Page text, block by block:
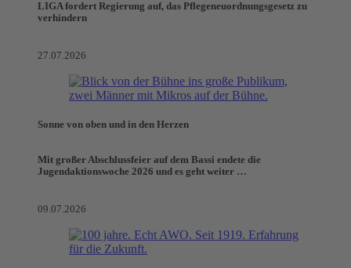
LIGA fordert Regierung auf, das Pflegeneuordnungsgesetz zu
verhindern
27.07.2026
Sonne von oben und in den Herzen
Mit großer Abschlussfeier auf dem Bassi endete die
Jugendaktionswoche 2026 und es geht weiter …
09.07.2026